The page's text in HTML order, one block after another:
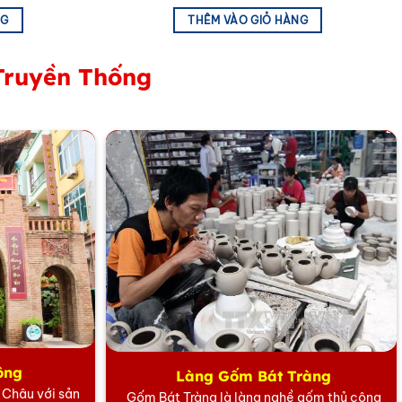
mà còn là:
nhận.
các dịp quan trọng.
chiếc khăn lụa tơ tằm không chỉ là sở hữu một món
THÊM VÀO GIỎ HÀNG
Thống
với sản
Làng Gốm Bát Tràng
Gốm Bát Tràng là làng nghề gốm thủ công